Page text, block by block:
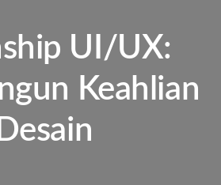
UI/UX:
Keahlian
Desain